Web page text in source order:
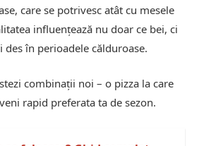
care se potrivesc atât cu mesele
influențează nu doar ce bei, ci
în perioadele călduroase.
combinații noi – o pizza la care
rapid preferata ta de sezon.